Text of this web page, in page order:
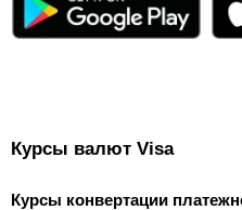
Курсы валют Visa
Курсы конвертации